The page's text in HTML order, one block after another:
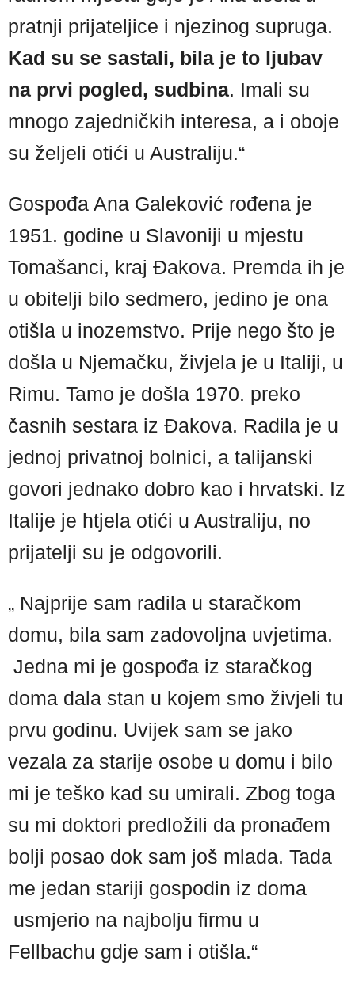
pratnji prijateljice i njezinog supruga.
Kad su se sastali, bila je to ljubav
na prvi pogled, sudbina. Imali su
mnogo zajedničkih interesa, a i oboje
su željeli otići u Australiju.“
Gospođa Ana Galeković rođena je
1951. godine u Slavoniji u mjestu
Tomašanci, kraj Đakova. Premda ih je
u obitelji bilo sedmero, jedino je ona
otišla u inozemstvo. Prije nego što je
došla u Njemačku, živjela je u Italiji, u
Rimu. Tamo je došla 1970. preko
časnih sestara iz Đakova. Radila je u
jednoj privatnoj bolnici, a talijanski
govori jednako dobro kao i hrvatski. Iz
Italije je htjela otići u Australiju, no
prijatelji su je odgovorili.
„ Najprije sam radila u staračkom
domu, bila sam zadovoljna uvjetima.
Jedna mi je gospođa iz staračkog
doma dala stan u kojem smo živjeli tu
prvu godinu. Uvijek sam se jako
vezala za starije osobe u domu i bilo
mi je teško kad su umirali. Zbog toga
su mi doktori predložili da pronađem
bolji posao dok sam još mlada. Tada
me jedan stariji gospodin iz doma
usmjerio na najbolju firmu u
Fellbachu gdje sam i otišla.“